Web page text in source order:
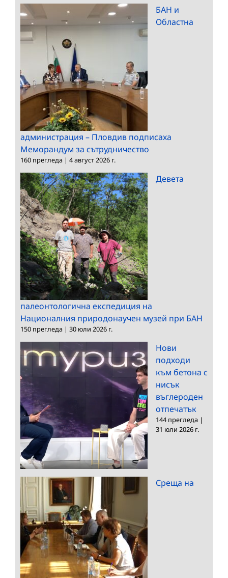
БАН и
Областна
администрация – Пловдив подписаха
Меморандум за сътрудничество
160 прегледа | 4 август 2026 г.
Девета
палеонтологична експедиция на
Националния природонаучен музей при БАН
150 прегледа | 30 юли 2026 г.
Нови
подходи
към бетона с
нисък
въглероден
отпечатък
144 прегледа |
31 юли 2026 г.
Среща на